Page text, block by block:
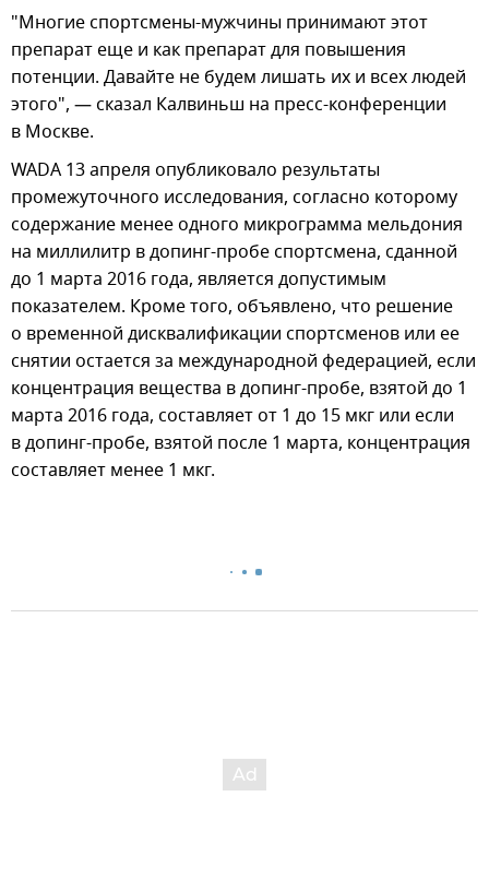
"Многие спортсмены-мужчины принимают этот
препарат еще и как препарат для повышения
потенции. Давайте не будем лишать их и всех людей
этого", — сказал Калвиньш на пресс-конференции
в Москве.
WADA 13 апреля опубликовало результаты
промежуточного исследования, согласно которому
содержание менее одного микрограмма мельдония
на миллилитр в допинг-пробе спортсмена, сданной
до 1 марта 2016 года, является допустимым
показателем. Кроме того, объявлено, что решение
о временной дисквалификации спортсменов или ее
снятии остается за международной федерацией, если
концентрация вещества в допинг-пробе, взятой до 1
марта 2016 года, составляет от 1 до 15 мкг или если
в допинг-пробе, взятой после 1 марта, концентрация
составляет менее 1 мкг.